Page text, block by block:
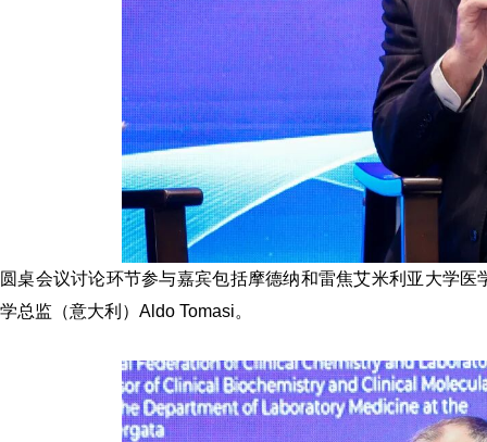
圆桌会议讨论环节参与嘉宾包括摩德纳和雷焦艾米利亚大学医
学总监（意大利） Aldo Tomasi。